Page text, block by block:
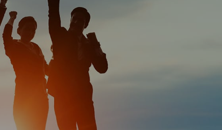
経営理念